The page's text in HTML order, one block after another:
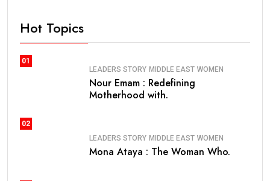
Hot Topics
01
LEADERS STORY MIDDLE EAST WOMEN
Nour Emam : Redefining
Motherhood with.
02
LEADERS STORY MIDDLE EAST WOMEN
Mona Ataya : The Woman Who.